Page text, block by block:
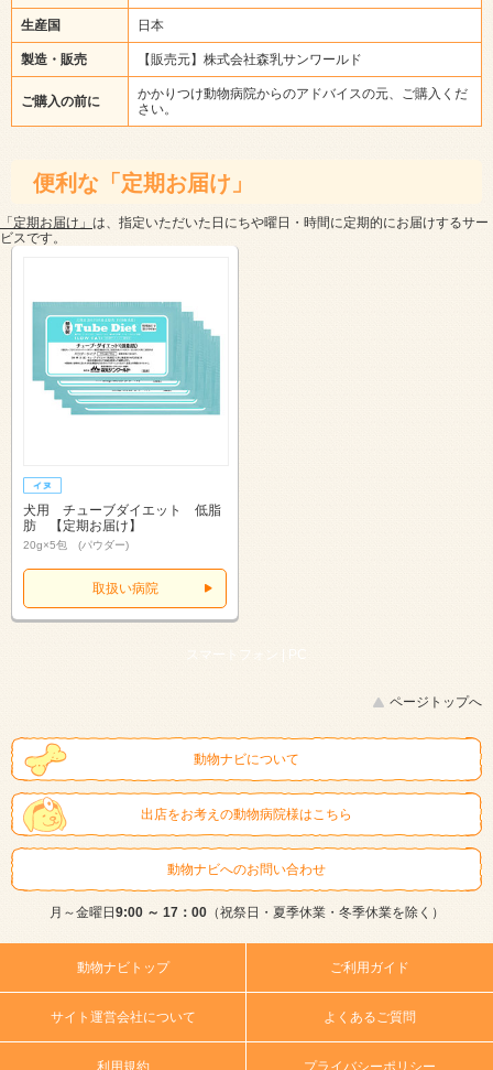
生産国 日本
製造・販売 【販売元】株式会社森乳サンワールド
ご購入の前に
かかりつけ動物病院からのアドバイスの元、ご購入くだ
さい。
便利な「定期お届け」
「定期お届け」 は、指定いただいた日にちや曜日・時間に定期的にお届けするサー
ビスです。
犬用 チューブダイエット 低脂
肪 【定期お届け】
20g×5包 (パウダー)
取扱い病院
スマートフォン | PC
ページトップへ
動物ナビについて
出店をお考えの動物病院様はこちら
動物ナビへのお問い合わせ
月～金曜日 9:00 ～ 17：00（祝祭日・夏季休業・冬季休業を除く）
動物ナビトップ ご利用ガイド
サイト運営会社について よくあるご質問